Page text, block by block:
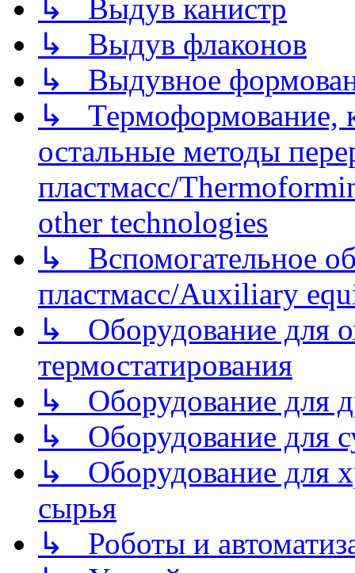
↳ Выдув канистр
↳ Выдув флаконов
↳ Выдувное
↳ Термоформование,
остальные методы
пластмасс/
other technologies
↳ Вспомогательное
пластмасс/Auxiliary
↳ Оборудование для
термостатирования
↳ Оборудование для
↳ Оборудование для
↳ Оборудование для
сырья
↳ Роботы и